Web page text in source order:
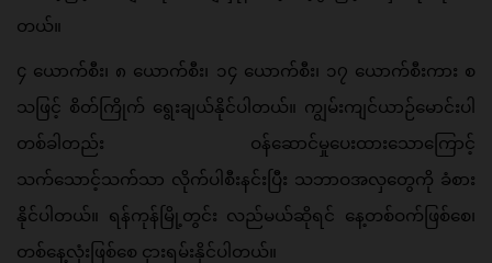
တယ်။
၄ ယောက်စီး၊​ ၈ ယောက်စီး၊ ၁၄ ယောက်စီး၊ ၁၇ ယောက်စီးကား စ
သဖြင့် စိတ်ကြိုက် ရွေးချယ်နိုင်ပါတယ်။ ကျွမ်းကျင်ယာဉ်မောင်းပါ
တစ်ခါတည်း ဝန်ဆောင်မှုပေးထားသောကြောင့်
သက်သောင့်သက်သာ လိုက်ပါစီးနင်းပြီး သဘာဝအလှတွေကို ခံစား
နိုင်ပါတယ်။ ရန်ကုန်မြို့တွင်း လည်မယ်ဆိုရင် နေ့တစ်ဝက်ဖြစ်စေ၊
တစ်နေ့လုံးဖြစ်စေ ငှားရမ်းနိုင်ပါတယ်။